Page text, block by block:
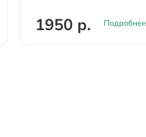
1950 р. Подробнее